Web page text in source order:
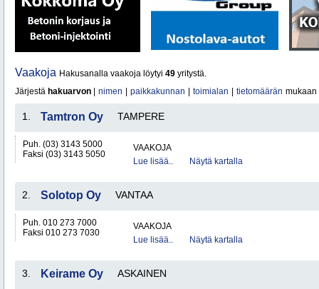
Vaakoja Hakusanalla vaakoja löytyi 49 yritystä.
Järjestä hakuarvon nimen paikkakunnan toimialan tietomäärän mukaan
1. Tamtron Oy TAMPERE
Puh. (03) 3143 5000
Faksi (03) 3143 5050
VAAKOJA
Lue lisää..
Näytä kartalla
2. Solotop Oy VANTAA
Puh. 010 273 7000
Faksi 010 273 7030
VAAKOJA
Lue lisää..
Näytä kartalla
3. Keirame Oy ASKAINEN